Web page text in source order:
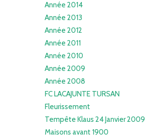
Année 2014
Année 2013
Année 2012
Année 2011
Année 2010
Année 2009
Année 2008
FC LACAJUNTE TURSAN
Fleurissement
Tempête Klaus 24 Janvier 2009
Maisons avant 1900